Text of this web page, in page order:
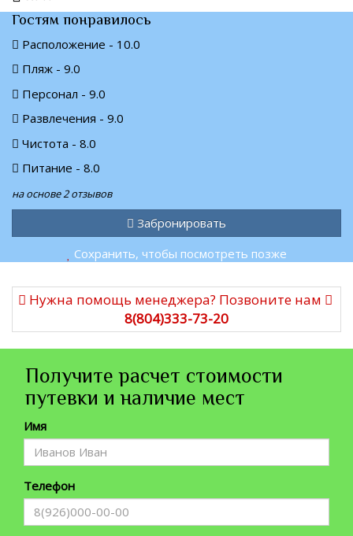
Гостям понравилось
Расположение - 10.0
Пляж - 9.0
Персонал - 9.0
Развлечения - 9.0
Чистота - 8.0
Питание - 8.0
на основе 2 отзывов
Забронировать
Сохранить, чтобы посмотреть позже
Нужна помощь менеджера? Позвоните нам
8(804)333-73-20
Получите расчет стоимости
путевки и наличие мест
Имя
Телефон